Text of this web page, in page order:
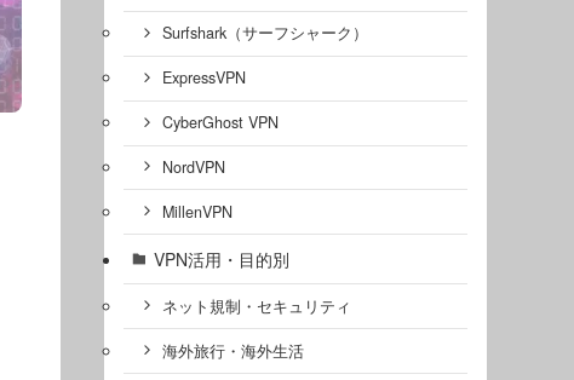
Surfshark（サーフシャーク）
ExpressVPN
CyberGhost VPN
NordVPN
MillenVPN
VPN活用・目的別
ネット規制・セキュリティ
海外旅行・海外生活